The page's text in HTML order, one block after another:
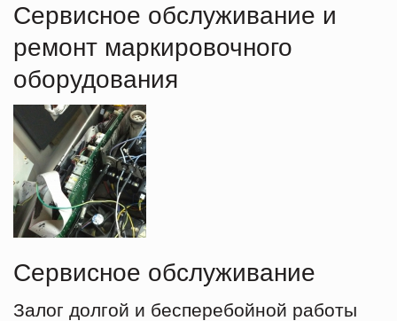
Сервисное обслуживание и
ремонт маркировочного
оборудования
Сервисное обслуживание
Залог долгой и бесперебойной работы